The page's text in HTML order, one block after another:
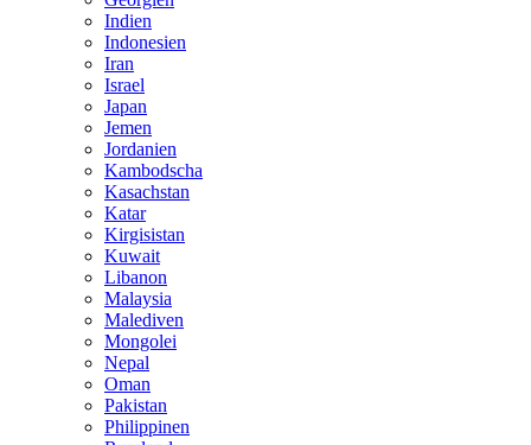
Indien
Indonesien
Iran
Israel
Japan
Jemen
Jordanien
Kambodscha
Kasachstan
Katar
Kirgisistan
Kuwait
Libanon
Malaysia
Malediven
Mongolei
Nepal
Oman
Pakistan
Philippinen